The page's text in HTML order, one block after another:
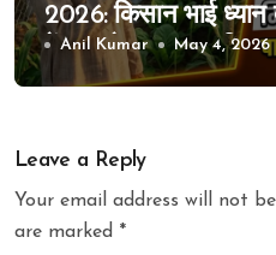
2026: किसान भाई ध्यान
में हुए बड़े बदलाव, जानिए
आवेदन की पूरी प्रक्रिया
Anil Kumar May 4, 2026
Leave a Reply
Your email address will not
are marked *